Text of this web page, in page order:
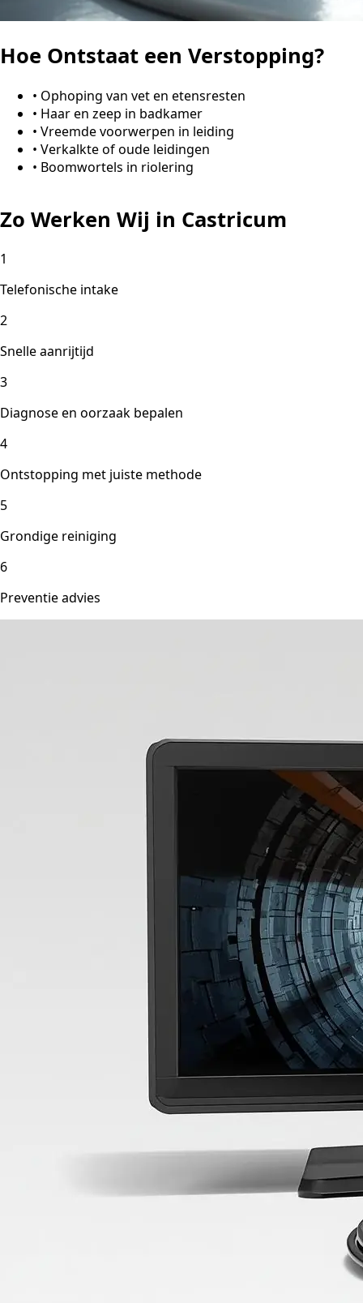
Hoe Ontstaat een Verstopping?
• Ophoping van vet en etensresten
• Haar en zeep in badkamer
• Vreemde voorwerpen in leiding
• Verkalkte of oude leidingen
• Boomwortels in riolering
Zo Werken Wij in Castricum
1
Telefonische intake
2
Snelle aanrijtijd
3
Diagnose en oorzaak bepalen
4
Ontstopping met juiste methode
5
Grondige reiniging
6
Preventie advies